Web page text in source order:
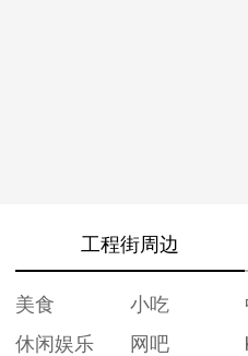
工程街周边
美食 小吃
休闲娱乐
网吧